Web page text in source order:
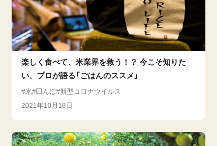
生協の宅配パルシステム
楽しく食べて、米業界を救う！？ 今こそ知りた
い、プロが語る「ごはんのススメ」
米 田んぼ 新型コロナウイルス
2021年10月18日